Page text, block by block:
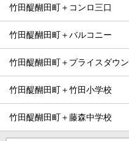
竹田醍醐田町＋コンロ三口
竹田醍醐田町＋バルコニー
竹田醍醐田町＋プライスダウン
竹田醍醐田町＋竹田小学校
竹田醍醐田町＋藤森中学校